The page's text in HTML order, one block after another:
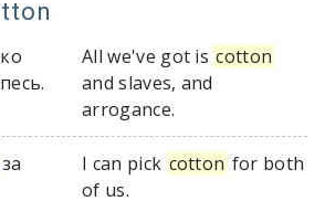
All we've got is cotton
and slaves, and
arrogance.
за
I can pick cotton for both
of us.